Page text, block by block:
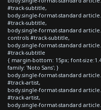
#track-subtitle,
body.single-format-standard
#track-subtitle,
body.single-format-standard
controls #track-subtitle,
body.single-format-standard
#track-subtitle
{ margin-bottom: 15px; font-
family: 'Noto Sans'; }
body.single-format-standard
#track-artist,
body.single-format-standard
#track-artist,
body.single-format-standard